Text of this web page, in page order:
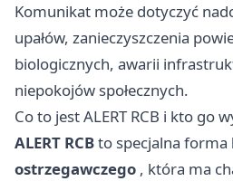
Komunikat może dotyczyć
upałów, zanieczyszczenia
biologicznych, awarii
niepokojów społecznych.
Co to jest ALERT RCB i kto go
ALERT RCBto specjalna forma
ostrzegawczego , która ma